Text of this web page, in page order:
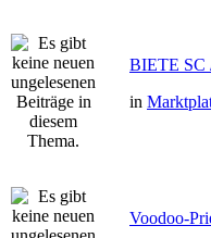
BIETE SC
in
Voodoo-